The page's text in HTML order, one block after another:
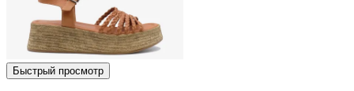
Быстрый просмотр